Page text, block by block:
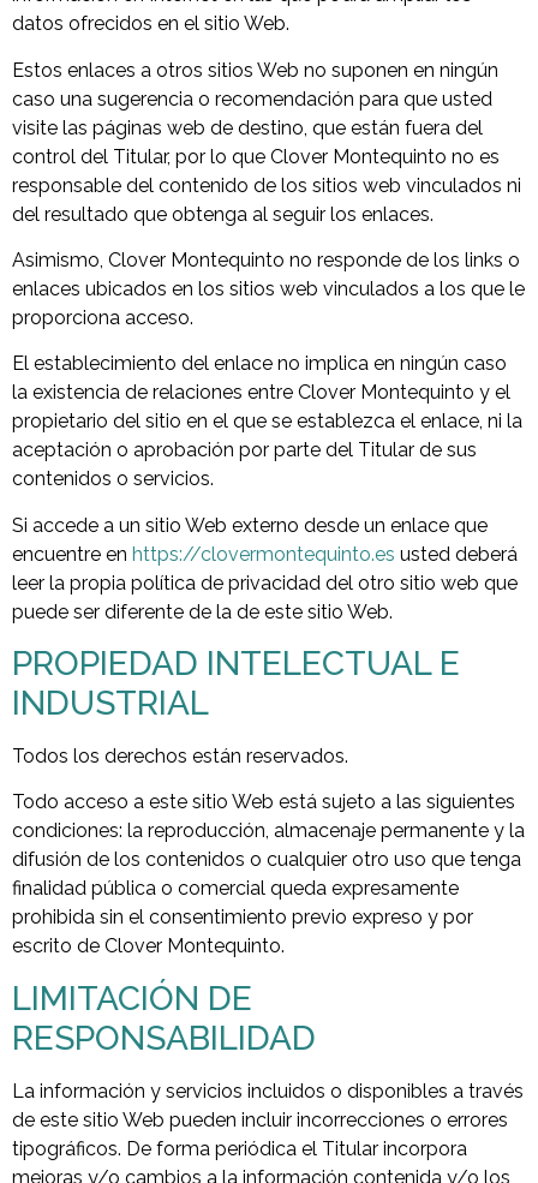
datos ofrecidos en el sitio Web.
Estos enlaces a otros sitios Web no suponen en ningún
caso una sugerencia o recomendación para que usted
visite las páginas web de destino, que están fuera del
control del Titular, por lo que Clover Montequinto no es
responsable del contenido de los sitios web vinculados ni
del resultado que obtenga al seguir los enlaces.
Asimismo, Clover Montequinto no responde de los links o
enlaces ubicados en los sitios web vinculados a los que le
proporciona acceso.
El establecimiento del enlace no implica en ningún caso
la existencia de relaciones entre Clover Montequinto y el
propietario del sitio en el que se establezca el enlace, ni la
aceptación o aprobación por parte del Titular de sus
contenidos o servicios.
Si accede a un sitio Web externo desde un enlace que
encuentre en https://clovermontequinto.es usted deberá
leer la propia política de privacidad del otro sitio web que
puede ser diferente de la de este sitio Web.
PROPIEDAD INTELECTUAL E
INDUSTRIAL
Todos los derechos están reservados.
Todo acceso a este sitio Web está sujeto a las siguientes
condiciones: la reproducción, almacenaje permanente y la
difusión de los contenidos o cualquier otro uso que tenga
finalidad pública o comercial queda expresamente
prohibida sin el consentimiento previo expreso y por
escrito de Clover Montequinto.
LIMITACIÓN DE
RESPONSABILIDAD
La información y servicios incluidos o disponibles a través
de este sitio Web pueden incluir incorrecciones o errores
tipográficos. De forma periódica el Titular incorpora
mejoras y/o cambios a la información contenida y/o los